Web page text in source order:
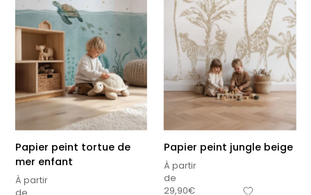
Papier peint tortue de
mer enfant
À partir
de
Papier peint jungle beige
À partir
de
29,90€